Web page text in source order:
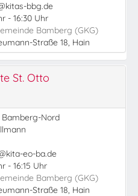
bbg.de
- 16:30 Uhr
Bamberg (GKG)
Straße 18, Hain
St. Otto
Bamberg-Nord
eo-ba.de
- 16:15 Uhr
Bamberg (GKG)
Straße 18, Hain